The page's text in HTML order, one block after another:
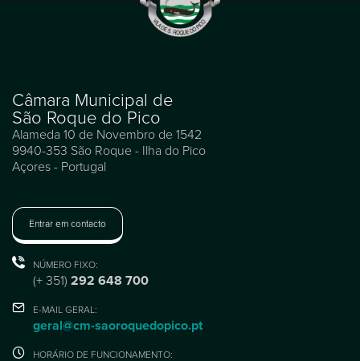
Câmara Municipal de
São Roque do Pico
Alameda 10 de Novembro de 1542
9940-353 São Roque - Ilha do Pico
Açores - Portugal
Entrar em contacto
NÚMERO FIXO:
(+ 351) 292 648 700
E-MAIL GERAL:
geral@cm-saoroquedopico.pt
HORÁRIO DE FUNCIONAMENTO: